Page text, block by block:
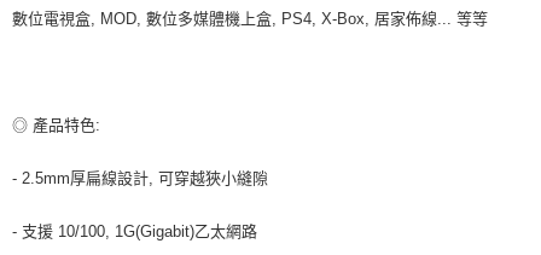
數位電視盒, MOD, 數位多媒體機上盒, PS4, X-Box, 居家佈線... 等等
◎ 產品特色:
- 2.5mm厚扁線設計, 可穿越狹小縫隙
- 支援 10/100, 1G(Gigabit)乙太網路